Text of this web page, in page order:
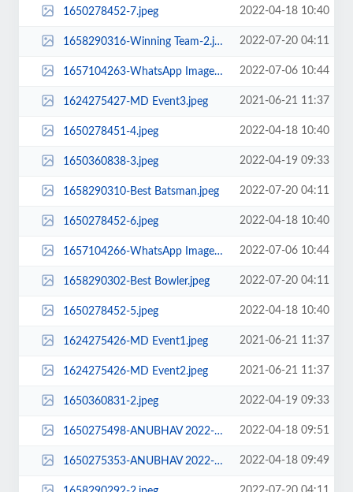
1650278452-7.jpeg 2022-04-18 10:40
1658290316-Winning Team-2.jpeg 2022-07-20 04:11
1657104263-WhatsApp Image 2022-06-27 at 5.08.06 PM.jpeg 2022-07-06 10:44
1624275427-MD Event3.jpeg 2021-06-21 11:37
1650278451-4.jpeg 2022-04-18 10:40
1650360838-3.jpeg 2022-04-19 09:33
1658290310-Best Batsman.jpeg 2022-07-20 04:11
1650278452-6.jpeg 2022-04-18 10:40
1657104266-WhatsApp Image 2022-06-27 at 5.04.58 PM.jpeg 2022-07-06 10:44
1658290302-Best Bowler.jpeg 2022-07-20 04:11
1650278452-5.jpeg 2022-04-18 10:40
1624275426-MD Event1.jpeg 2021-06-21 11:37
1624275426-MD Event2.jpeg 2021-06-21 11:37
1650360831-2.jpeg 2022-04-19 09:33
1650275498-ANUBHAV 2022-1.jpeg 2022-04-18 09:51
1650275353-ANUBHAV 2022-1.jpeg 2022-04-18 09:49